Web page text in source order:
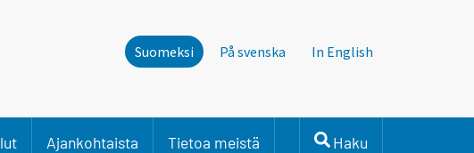
Suomeksi På svenska In English
Ajankohtaista Tietoa meistä Haku